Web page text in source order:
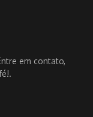
em contato,